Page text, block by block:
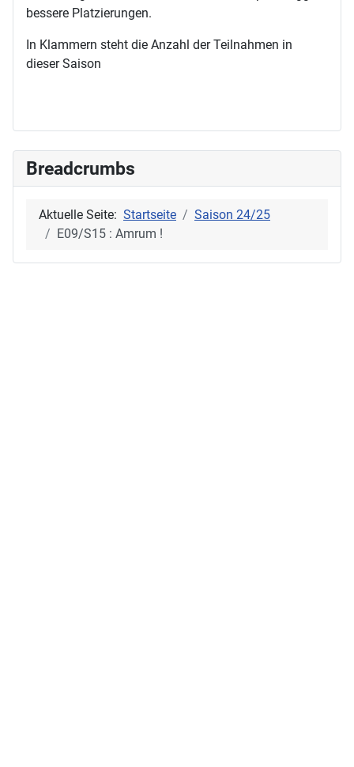
bessere Platzierungen.
In Klammern steht die Anzahl der Teilnahmen in
dieser Saison
Breadcrumbs
Aktuelle Seite: Startseite
Saison 24/25
E09/S15 : Amrum !